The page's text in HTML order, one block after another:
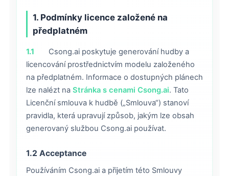
1. Podmínky licence založené na
předplatném
1.1
Csong.ai poskytuje generování hudby a
licencování prostřednictvím modelu založeného
na předplatném. Informace o dostupných plánech
lze nalézt na Stránka s cenami Csong.ai. Tato
Licenční smlouva k hudbě („Smlouva“) stanoví
pravidla, která upravují způsob, jakým lze obsah
generovaný službou Csong.ai používat.
1.2 Acceptance
Používáním Csong.ai a přijetím této Smlouvy